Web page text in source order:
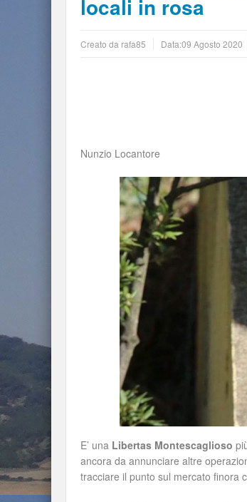
locali in rosa
Creato da rafa85 Data:09 Agosto 2020
Nunzio Locantore
E’ una Libertas Montescaglioso
ancora da annunciare altre
tracciare il punto sul mercato finora